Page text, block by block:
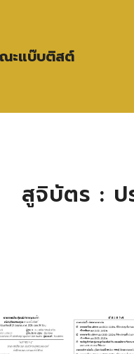
ะแบ๊บติสต์
สูจิบัตร : ป